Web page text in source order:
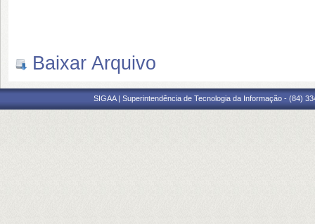
Baixar Arquivo
SIGAA | Superintendência de Tecnologia da Informação - (84)